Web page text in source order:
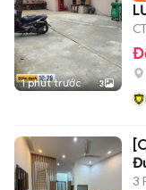
1 phút trước 3
3